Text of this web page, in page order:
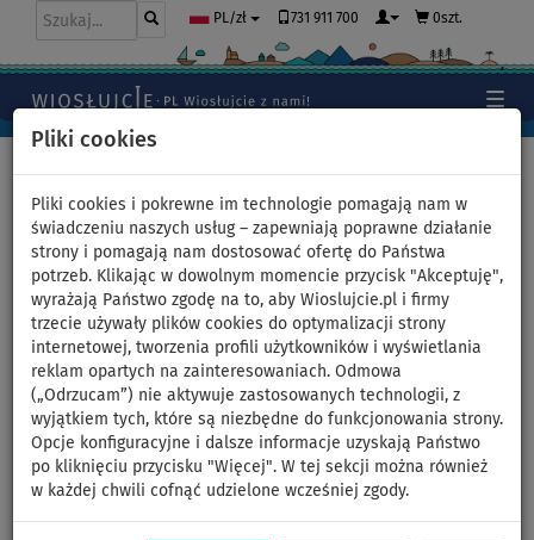
Pliki cookies
Pliki cookies i pokrewne im technologie pomagają nam w
świadczeniu naszych usług – zapewniają poprawne działanie
strony i pomagają nam dostosować ofertę do Państwa
potrzeb. Klikając w dowolnym momencie przycisk "Akceptuję",
wyrażają Państwo zgodę na to, aby Wioslujcie.pl i firmy
trzecie używały plików cookies do optymalizacji strony
internetowej, tworzenia profili użytkowników i wyświetlania
reklam opartych na zainteresowaniach. Odmowa
(„Odrzucam”) nie aktywuje zastosowanych technologii, z
wyjątkiem tych, które są niezbędne do funkcjonowania strony.
Opcje konfiguracyjne i dalsze informacje uzyskają Państwo
po kliknięciu przycisku "Więcej". W tej sekcji można również
w każdej chwili cofnąć udzielone wcześniej zgody.
PL/zł 731 911 700 0szt.
Ponton GLADIATOR ACTIVE
C330AL Camo Digital -
pompowana łódź z
aluminiową podłogą - zestaw:
z silnikiem elektrycznym
ADVANCE 70 12V